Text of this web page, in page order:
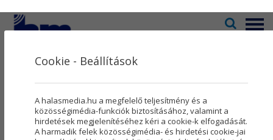
Menü
Televízió
Kultúra
Rovatok
Újság
Cookie - Beállítások
A halasmedia.hu a megfelelő teljesítmény és a
közösségimédia-funkciók biztosításához, valamint a
hirdetések megjelenítéséhez kéri a cookie-k elfogadását.
A harmadik felek közösségimédia- és hirdetési cookie-jai